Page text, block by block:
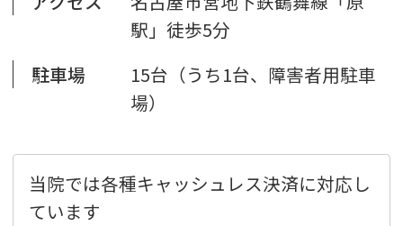
駅」徒歩5分
駐車場
15台（うち1台、障害者用駐車
場）
当院では各種キャッシュレス決済に対応し
ています